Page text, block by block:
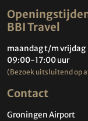
BBI Travel
maandag t/m vrijdag
09:00-17:00 uur
(Bezoek uitsluitend op
Contact
Groningen Airport